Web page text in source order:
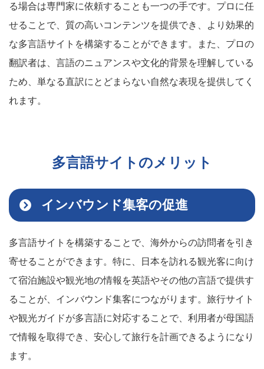
る場合は専門家に依頼することも一つの手です。プロに任
せることで、質の高いコンテンツを提供でき、より効果的
な多言語サイトを構築することができます。また、プロの
翻訳者は、言語のニュアンスや文化的背景を理解している
ため、単なる直訳にとどまらない自然な表現を提供してく
れます。
多言語サイトのメリット
インバウンド集客の促進
多言語サイトを構築することで、海外からの訪問者を引き
寄せることができます。特に、日本を訪れる観光客に向け
て宿泊施設や観光地の情報を英語やその他の言語で提供す
ることが、インバウンド集客につながります。旅行サイト
や観光ガイドが多言語に対応することで、利用者が母国語
で情報を取得でき、安心して旅行を計画できるようになり
ます。